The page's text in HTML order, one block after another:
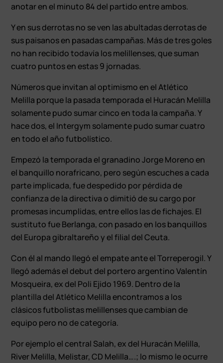
anotar en el minuto 84 del partido entre ambos.
Y en sus derrotas no se ven las abultadas derrotas de
sus paisanos en pasadas campañas. Más de tres goles
no han recibido todavía los melillenses, que suman
cuatro puntos en estas 9 jornadas.
Números que invitan al optimismo en el Atlético
Melilla porque la pasada temporada el Huracán Melilla
solamente pudo sumar cinco en toda la campaña. Y
hace dos, el Intergym solamente pudo sumar cuatro
en todo el año futbolístico.
Empezó la temporada el granadino Jorge Moreno en
el banquillo norafricano, pero según escuches a cada
parte implicada, fue despedido por pérdida de
confianza de la directiva o dimitió de su cargo por
promesas incumplidas, entre ellos las de fichajes. El
sustituto fue Berlanga, con pasado en los banquillos
del Europa gibraltareño y el filial del Ceuta.
Con él al mando llegó el empate ante el Torreperogil. Y
llegó además el debut del portero argentino Valentín
Mosqueira, ex del Poli Ejido 1969. Dentro de la
plantilla del Atlético Melilla encontramos a los
clásicos futbolistas melillenses que cambian de
equipo pero no de categoría.
Por ejemplo el central Salah, ex del Huracán Melilla,
River Melilla, Melistar, CD Melilla….; lo mismo le ocurre